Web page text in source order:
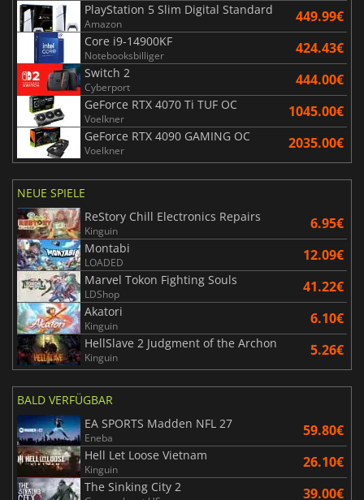
PlayStation 5 Slim Digital Standard
Amazon 449.99€
Core i9-14900KF
Notebooksbilliger 424.43€
Switch 2
Cyberport 444.00€
GeForce RTX 4070 Ti TUF OC
Voelkner 1045.00€
GeForce RTX 4090 GAMING OC
Voelkner 2035.00€
NEUE SPIELE
ReStory Chill Electronics Repairs
Kinguin 6.95€
Montabi
LOADED 12.09€
Marvel Tokon Fighting Souls
LDShop 41.22€
Akatori
Kinguin 6.10€
HellSlave 2 Judgment of the Archon
Kinguin 5.26€
BALD VERFÜGBAR
EA SPORTS Madden NFL 27
Eneba 59.80€
Hell Let Loose Vietnam
Kinguin 26.10€
The Sinking City 2 39.00€